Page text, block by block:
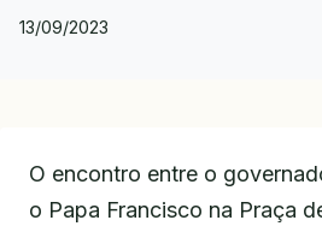
13/09/2023
O encontro entre o
o Papa Francisco na Praça